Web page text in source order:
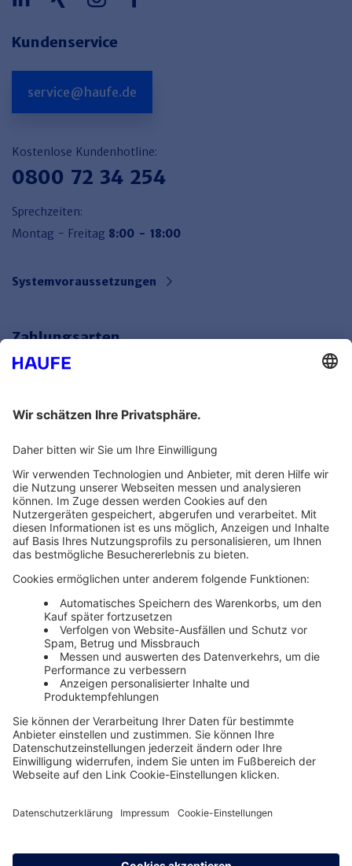
Kundenservice
service@haufe.de
Kostenlose Kundenhotline:
0800 72 34 254
Sprechzeiten:
Montag - Freitag 8:00 - 18:00
Systemvoraussetzungen
Zahlungsarten
Themenwelten und Produktschulungen
Haufe Group
Impressum AGBDatenschutzCookie-Einstellungen verwalten